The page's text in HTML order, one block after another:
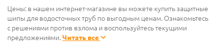
Цены: в нашем интернет-магазине вы можете купить защитные
шипы для водосточных труб по выгодным ценам. Ознакомьтесь
с решениями против взлома и воспользуйтесь текущими
предложениями.Читать все